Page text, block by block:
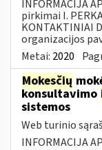
INFORMACIJA
pirkimai I.
KONTAKTINIAI
organizacijos
Metai: 2020
Mokesčių
konsultavimo
sistemos
Web turinio
INFORMACIJA